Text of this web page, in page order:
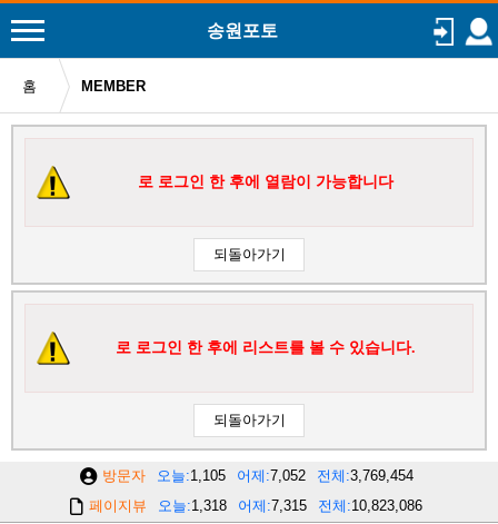
송원포토
홈 MEMBER
로 로그인 한 후에 열람이 가능합니다
로 로그인 한 후에 리스트를 볼 수 있습니다.
방문자 오늘 1,105 어제 7,052 전체 3,769,454
페이지뷰
오늘 1,318 어제 7,315 전체 10,823,086